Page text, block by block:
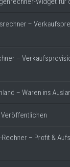
–
–
– Waren ins
Rechner – Profit &